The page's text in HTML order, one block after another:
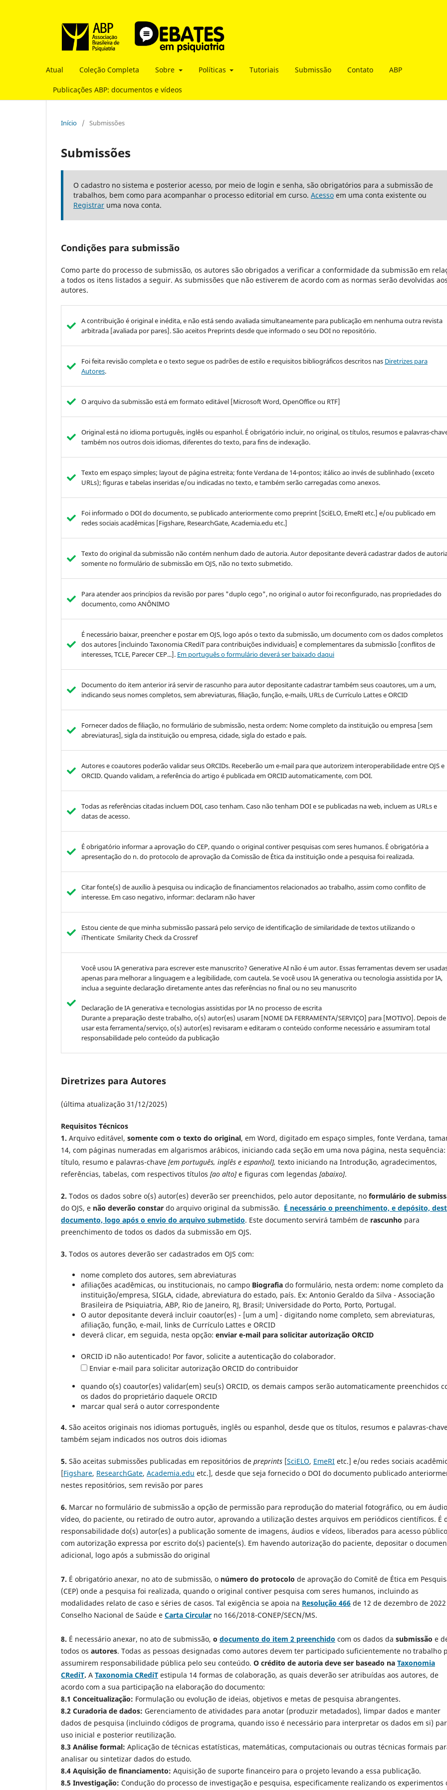
Atual Coleção Completa Sobre Políticas Tutoriais Submissão Contato ABP
Publicações ABP: documentos e vídeos
Início / Submissões
Submissões
O cadastro no sistema e posterior acesso, por meio de login e senha, são obrigatórios para a submissão de
trabalhos, bem como para acompanhar o processo editorial em curso. Acesso em uma conta existente ou
Registrar uma nova conta.
Condições para submissão
Como parte do processo de submissão, os autores são obrigados a verificar a conformidade da submissão em
a todos os itens listados a seguir. As submissões que não estiverem de acordo com as normas serão devolvidas aos
autores.
A contribuição é original e inédita, e não está sendo avaliada simultaneamente para publicação em nenhuma outra revista
arbitrada [avaliada por pares]. São aceitos Preprints desde que informado o seu DOI no repositório.
Foi feita revisão completa e o texto segue os padrões de estilo e requisitos bibliográficos descritos nas Diretrizes para
Autores.
O arquivo da submissão está em formato editável [Microsoft Word, OpenOffice ou RTF]
Original está no idioma português, inglês ou espanhol. É obrigatório incluir, no original, os títulos, resumos e palavras-
também nos outros dois idiomas, diferentes do texto, para fins de indexação.
Texto em espaço simples; layout de página estreita; fonte Verdana de 14-pontos; itálico ao invés de sublinhado (exceto
URLs); figuras e tabelas inseridas e/ou indicadas no texto, e também serão carregadas como anexos.
Foi informado o DOI do documento, se publicado anteriormente como preprint [SciELO, EmeRI etc.] e/ou publicado em
redes sociais acadêmicas [Figshare, ResearchGate, Academia.edu etc.]
Texto do original da submissão não contém nenhum dado de autoria. Autor depositante deverá cadastrar dados de
somente no formulário de submissão em OJS, não no texto submetido.
Para atender aos princípios da revisão por pares "duplo cego", no original o autor foi reconfigurado, nas propriedades do
documento, como ANÔNIMO
É necessário baixar, preencher e postar em OJS, logo após o texto da submissão, um documento com os dados completos
dos autores [incluindo Taxonomia CRediT para contribuições individuais] e complementares da submissão [conflitos de
interesses, TCLE, Parecer CEP...]. Em português o formulário deverá ser baixado daqui
Documento do item anterior irá servir de rascunho para autor depositante cadastrar também seus coautores, um a um,
indicando seus nomes completos, sem abreviaturas, filiação, função, e-mails, URLs de Currículo Lattes e ORCID
Fornecer dados de filiação, no formulário de submissão, nesta ordem: Nome completo da instituição ou empresa [sem
abreviaturas], sigla da instituição ou empresa, cidade, sigla do estado e país.
Autores e coautores poderão validar seus ORCIDs. Receberão um e-mail para que autorizem interoperabilidade entre OJS e
ORCID. Quando validam, a referência do artigo é publicada em ORCID automaticamente, com DOI.
Todas as referências citadas incluem DOI, caso tenham. Caso não tenham DOI e se publicadas na web, incluem as URLs e
datas de acesso.
É obrigatório informar a aprovação do CEP, quando o original contiver pesquisas com seres humanos. É obrigatória a
apresentação do n. do protocolo de aprovação da Comissão de Ética da instituição onde a pesquisa foi realizada.
Citar fonte(s) de auxílio à pesquisa ou indicação de financiamentos relacionados ao trabalho, assim como conflito de
interesse. Em caso negativo, informar: declaram não haver
Estou ciente de que minha submissão passará pelo serviço de identificação de similaridade de textos utilizando o
iThenticate Smilarity Check da Crossref
Você usou IA generativa para escrever este manuscrito? Generative AI não é um autor. Essas ferramentas devem ser
apenas para melhorar a linguagem e a legibilidade, com cautela. Se você usou IA generativa ou tecnologia assistida por IA,
inclua a seguinte declaração diretamente antes das referências no final ou no seu manuscrito
Declaração de IA generativa e tecnologias assistidas por IA no processo de escrita
Durante a preparação deste trabalho, o(s) autor(es) usaram [NOME DA FERRAMENTA/SERVIÇO] para [MOTIVO]. Depois de
usar esta ferramenta/serviço, o(s) autor(es) revisaram e editaram o conteúdo conforme necessário e assumiram total
responsabilidade pelo conteúdo da publicação
Diretrizes para Autores
(última atualização 31/12/2025)
Requisitos Técnicos
1. Arquivo editável, somente com o texto do original, em Word, digitado em espaço simples, fonte Verdana,
14, com páginas numeradas em algarismos arábicos, iniciando cada seção em uma nova página, nesta sequência:
título, resumo e palavras-chave [em português, inglês e espanhol], texto iniciando na Introdução, agradecimentos,
referências, tabelas, com respectivos títulos [ao alto]e figuras com legendas [abaixo].
2. Todos os dados sobre o(s) autor(es) deverão ser preenchidos, pelo autor depositante, no formulário de
do OJS, e não deverão constar do arquivo original da submissão. É necessário o preenchimento, e depósito,
documento, logo após o envio do arquivo submetido. Este documento servirá também de rascunho para
preenchimento de todos os dados da submissão em OJS.
3. Todos os autores deverão ser cadastrados em OJS com:
nome completo dos autores, sem abreviaturas
afiliações acadêmicas, ou institucionais, no campo Biografia do formulário, nesta ordem: nome completo da
instituição/empresa, SIGLA, cidade, abreviatura do estado, país. Ex: Antonio Geraldo da Silva - Associação
Brasileira de Psiquiatria, ABP, Rio de Janeiro, RJ, Brasil; Universidade do Porto, Porto, Portugal.
O autor depositante deverá incluir coautor(es) - [um a um] - digitando nome completo, sem abreviaturas,
afiliação, função, e-mail, links de Currículo Lattes e ORCID
deverá clicar, em seguida, nesta opção: enviar e-mail para solicitar autorização ORCID
ORCID iD não autenticado! Por favor, solicite a autenticação do colaborador.
Enviar e-mail para solicitar autorização ORCID do contribuidor
quando o(s) coautor(es) validar(em) seu(s) ORCID, os demais campos serão automaticamente preenchidos
os dados do proprietário daquele ORCID
marcar qual será o autor correspondente
4. São aceitos originais nos idiomas português, inglês ou espanhol, desde que os títulos, resumos e palavras-
também sejam indicados nos outros dois idiomas
5. São aceitas submissões publicadas em repositórios de preprints [SciELO, EmeRI etc.] e/ou redes sociais
[Figshare, ResearchGate, Academia.edu etc.], desde que seja fornecido o DOI do documento publicado
nestes repositórios, sem revisão por pares
6. Marcar no formulário de submissão a opção de permissão para reprodução do material fotográfico, ou em
vídeo, do paciente, ou retirado de outro autor, aprovando a utilização destes arquivos em periódicos científicos. É
responsabilidade do(s) autor(es) a publicação somente de imagens, áudios e vídeos, liberados para acesso
com autorização expressa por escrito do(s) paciente(s). Em havendo autorização do paciente, depositar o
adicional, logo após a submissão do original
7. É obrigatório anexar, no ato de submissão, o número do protocolo de aprovação do Comitê de Ética em
(CEP) onde a pesquisa foi realizada, quando o original contiver pesquisa com seres humanos, incluindo as
modalidades relato de caso e séries de casos. Tal exigência se apoia na Resolução 466 de 12 de dezembro de
Conselho Nacional de Saúde e Carta Circular no 166/2018-CONEP/SECN/MS.
8. É necessário anexar, no ato de submissão, o documento do item 2 preenchido com os dados da submissão e
todos os autores. Todas as pessoas designadas como autores devem ter participado suficientemente no trabalho
assumirem responsabilidade pública pelo seu conteúdo. O crédito de autoria deve ser baseado na Taxonomia
CRediT. A Taxonomia CRediT estipula 14 formas de colaboração, as quais deverão ser atribuídas aos autores, de
acordo com a sua participação na elaboração do documento:
8.1 Conceitualização: Formulação ou evolução de ideias, objetivos e metas de pesquisa abrangentes.
8.2 Curadoria de dados: Gerenciamento de atividades para anotar (produzir metadados), limpar dados e manter
dados de pesquisa (incluindo códigos de programa, quando isso é necessário para interpretar os dados em si)
uso inicial e posterior reutilização.
8.3 Análise formal: Aplicação de técnicas estatísticas, matemáticas, computacionais ou outras técnicas formais
analisar ou sintetizar dados do estudo.
8.4 Aquisição de financiamento: Aquisição de suporte financeiro para o projeto levando a essa publicação.
8.5 Investigação: Condução do processo de investigação e pesquisa, especificamente realizando os experimentos